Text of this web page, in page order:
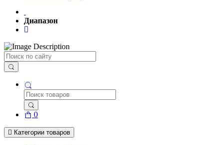
Диапазон
Поиск
0
Категории товаров